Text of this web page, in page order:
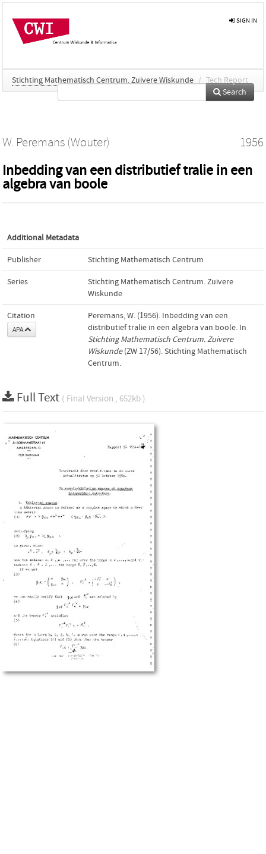
SIGN IN
Stichting Mathematisch Centrum. Zuivere Wiskunde / Tech Report
Search
W. Peremans (Wouter) 1956
Inbedding van een distributief tralie in een
algebra van boole
Additional Metadata
Publisher Stichting Mathematisch Centrum
Series
Stichting Mathematisch Centrum. Zuivere
Wiskunde
Citation
APA
Peremans, W. (1956). Inbedding van een
distributief tralie in een algebra van boole. In
Stichting Mathematisch Centrum. Zuivere
Wiskunde(ZW 17/56). Stichting Mathematisch
Centrum.
Full Text ( Final Version , 652kb )